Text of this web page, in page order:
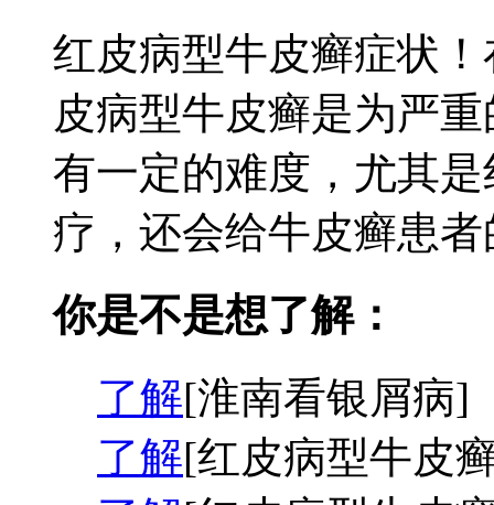
红皮病型牛皮癣症状
皮病型牛皮癣是为严
有一定的难度，尤其
疗，还会给牛皮癣患
你是不是想了解：
了解[淮南看银屑病]
了解[红皮病型牛皮